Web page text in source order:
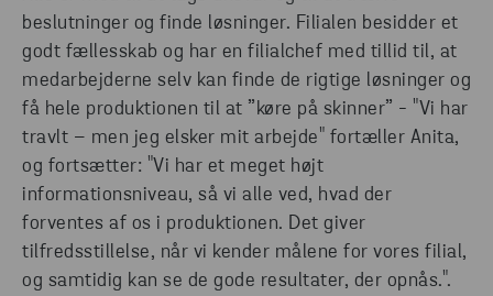
beslutninger og finde løsninger. Filialen besidder et
godt fællesskab og har en filialchef med tillid til, at
medarbejderne selv kan finde de rigtige løsninger og
få hele produktionen til at ”køre på skinner” - "Vi har
travlt – men jeg elsker mit arbejde" fortæller Anita,
og fortsætter: "Vi har et meget højt
informationsniveau, så vi alle ved, hvad der
forventes af os i produktionen. Det giver
tilfredsstillelse, når vi kender målene for vores filial,
og samtidig kan se de gode resultater, der opnås.".